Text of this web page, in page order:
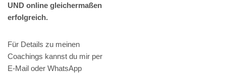
UND online gleichermaßen
erfolgreich.
Für Details zu meinen
Coachings kannst du mir per
E-Mail oder WhatsApp